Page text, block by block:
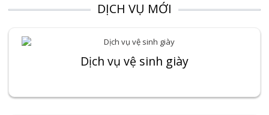
DỊCH VỤ MỚI
Dịch vụ vệ sinh giày